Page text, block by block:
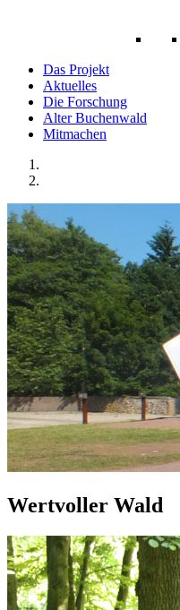
Das Projekt
Aktuelles
Die Forschung
Alter Buchenwald
Mitmachen
Wertvoller Wald